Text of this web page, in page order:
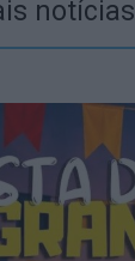
notícias